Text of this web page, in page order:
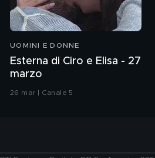
UOMINI E DONNE
Esterna di Ciro e Elisa - 27
marzo
26 mar | Canale 5